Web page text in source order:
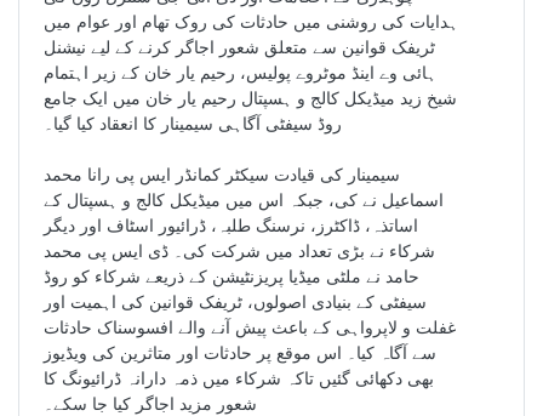
ہدایات کی روشنی میں حادثات کی روک تھام اور عوام میں
ٹریفک قوانین سے متعلق شعور اجاگر کرنے کے لیے نیشنل
ہائی وے اینڈ موٹروے پولیس، رحیم یار خان کے زیر اہتمام
شیخ زید میڈیکل کالج و ہسپتال رحیم یار خان میں ایک جامع
روڈ سیفٹی آگاہی سیمینار کا انعقاد کیا گیا۔
سیمینار کی قیادت سیکٹر کمانڈر ایس پی رانا محمد
اسماعیل نے کی، جبکہ اس میں میڈیکل کالج و ہسپتال کے
اساتذہ، ڈاکٹرز، نرسنگ طلبہ، ڈرائیور اسٹاف اور دیگر
شرکاء نے بڑی تعداد میں شرکت کی۔ ڈی ایس پی محمد
حامد نے ملٹی میڈیا پریزنٹیشن کے ذریعے شرکاء کو روڈ
سیفٹی کے بنیادی اصولوں، ٹریفک قوانین کی اہمیت اور
غفلت و لاپرواہی کے باعث پیش آنے والے افسوسناک حادثات
سے آگاہ کیا۔ اس موقع پر حادثات اور متاثرین کی ویڈیوز
بھی دکھائی گئیں تاکہ شرکاء میں ذمہ دارانہ ڈرائیونگ کا
شعور مزید اجاگر کیا جا سکے۔